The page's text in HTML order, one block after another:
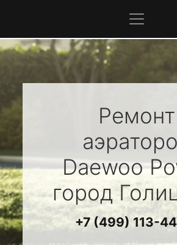
Ремонт
Daewoo
город
+7 (499) 113-